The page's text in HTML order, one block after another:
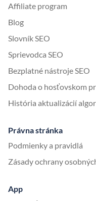
Affiliate program
Blog
Slovník SEO
Sprievodca SEO
Bezplatné nástroje SEO
Dohoda o hosťovskom
História aktualizácií
Právna stránka
Podmienky a pravidlá
Zásady ochrany
App